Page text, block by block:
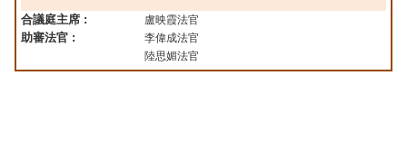
下載區
合議庭主席 : 盧映霞法官
助審法官 :
李偉成法官
陸思媚法官